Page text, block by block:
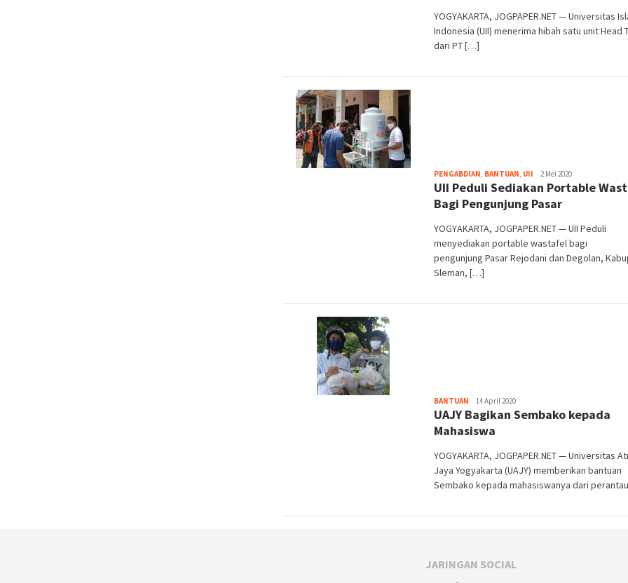
YOGYAKARTA, JOGPAPER.NET — Universitas
Indonesia (UII) menerima hibah satu unit Head
dari PT […]
PENGABDIAN, BANTUAN, UII Heri
Purwata
2 Mei 2020
UII Peduli Sediakan Portable
Bagi Pengunjung Pasar
YOGYAKARTA, JOGPAPER.NET — UII Peduli
menyediakan portable wastafel bagi
pengunjung Pasar Rejodani dan Degolan,
Sleman, […]
BANTUAN Heri
Purwata
14 April 2020
UAJY Bagikan Sembako kepada
Mahasiswa
YOGYAKARTA, JOGPAPER.NET — Universitas
Jaya Yogyakarta (UAJY) memberikan bantuan
Sembako kepada mahasiswanya dari
JARINGAN SOCIAL